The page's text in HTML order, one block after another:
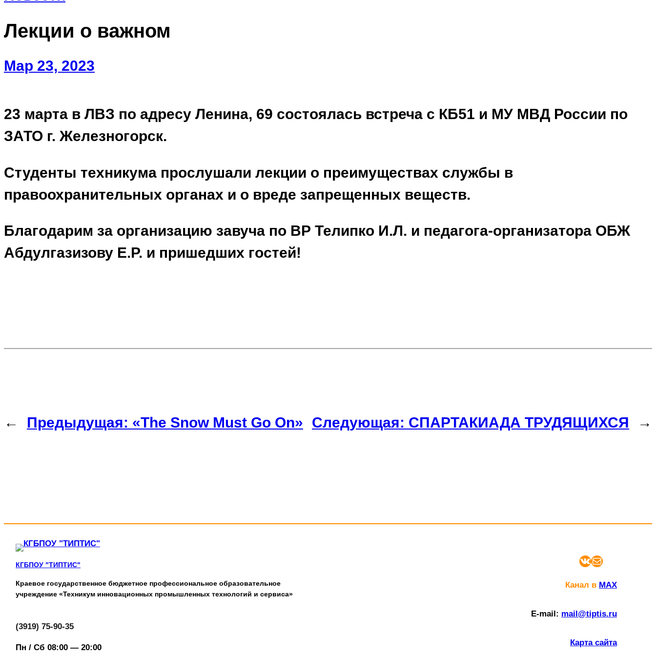
Лекции о важном
Мар 23, 2023
23 марта в ЛВЗ по адресу Ленина, 69 состоялась встреча с КБ51 и МУ МВД России по
ЗАТО г. Железногорск.
Студенты техникума прослушали лекции о преимуществах службы в
правоохранительных органах и о вреде запрещенных веществ.
Благодарим за организацию завуча по ВР Телипко И.Л. и педагога-организатора ОБЖ
Абдулгазизову Е.Р. и пришедших гостей!
← Предыдущая: «The Snow Must Go On» Следующая: СПАРТАКИАДА ТРУДЯЩИХСЯ →
КГБПОУ "ТИПТИС"
Краевое государственное бюджетное профессиональное образовательное
учреждение «Техникум инновационных промышленных технологий и сервиса»
(3919) 75-90-35
Пн / Сб 08:00 — 20:00
ВКонтакте Почта
Канал в MAX
E-mail: mail@tiptis.ru
Карта сайта